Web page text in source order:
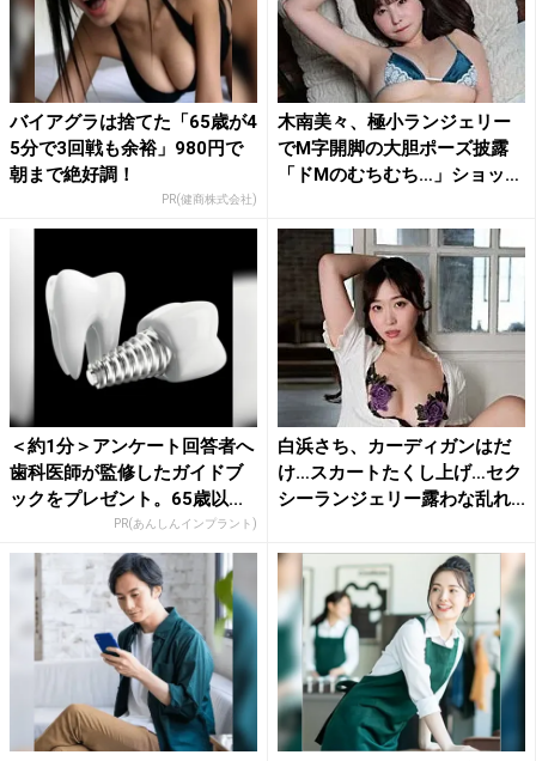
バイアグラは捨てた「65歳が4
5分で3回戦も余裕」980円で
朝まで絶好調！
PR(健商株式会社)
木南美々、極小ランジェリー
でM字開脚の大胆ポーズ披露
「ドMのむちむち…」ショッ
＜約1分＞アンケート回答者へ
歯科医師が監修したガイドブ
ックをプレゼント。65歳以...
PR(あんしんインプラント)
白浜さち、カーディガンはだ
け…スカートたくし上げ…セク
シーランジェリー露わな乱れ...